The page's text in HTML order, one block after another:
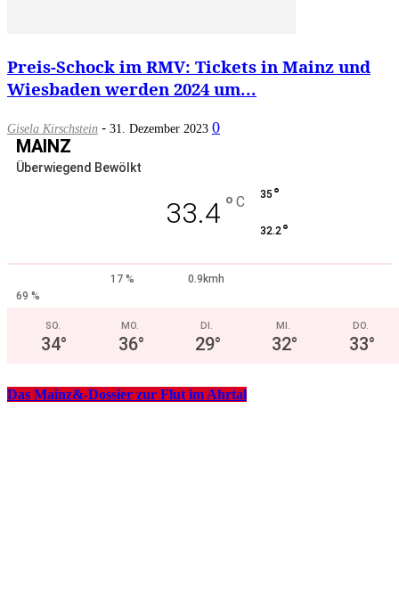
Preis-Schock im RMV: Tickets in Mainz und
Wiesbaden werden 2024 um...
Gisela Kirschstein - 31. Dezember 2023 0
MAINZ
Überwiegend Bewölkt
33.4 ° C 35 °
32.2°
17 %
0.9kmh
69 %
SO.
34°
MO.
36°
DI.
29°
MI.
32°
DO.
33°
Das Mainz&-Dossier zur Flut im Ahrtal